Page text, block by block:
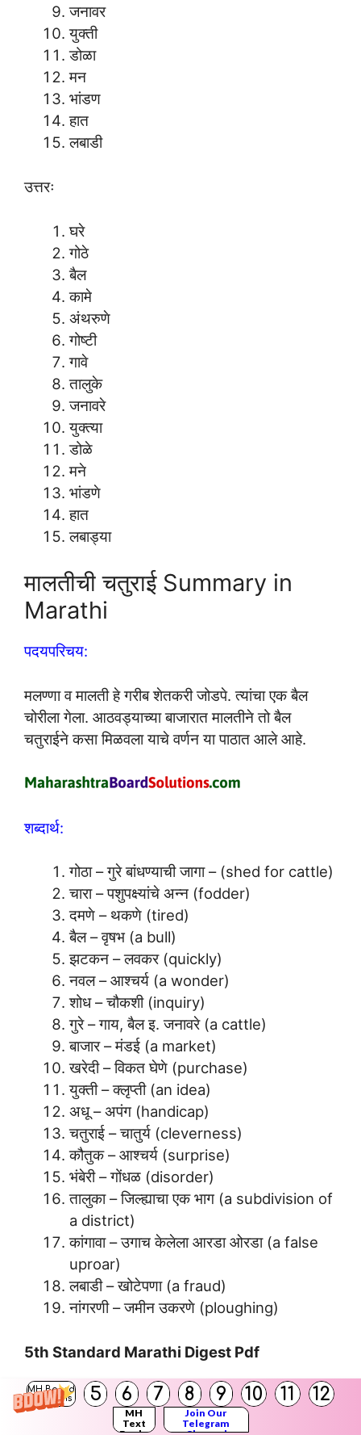
MH Board
Solutions
5 6 7 8 9 10 11 12
MH
Text
Join Our
Telegram
जनावर
युक्ती
डोळा
मन
भांडण
हात
लबाडी
उत्तरः
घरे
गोठे
बैल
कामे
अंथरुणे
गोष्टी
गावे
तालुके
जनावरे
युक्त्या
डोळे
मने
भांडणे
हात
लबाड्या
मालतीची चतुराई Summary in
Marathi
पदयपरिचय:
मलण्णा व मालती हे गरीब शेतकरी जोडपे. त्यांचा एक बैल
चोरीला गेला. आठवड्याच्या बाजारात मालतीने तो बैल
चतुराईने कसा मिळवला याचे वर्णन या पाठात आले आहे.
शब्दार्थ:
गोठा – गुरे बांधण्याची जागा – (shed for cattle)
चारा – पशुपक्ष्यांचे अन्न (fodder)
दमणे – थकणे (tired)
बैल – वृषभ (a bull)
झटकन – लवकर (quickly)
नवल – आश्चर्य (a wonder)
शोध – चौकशी (inquiry)
गुरे – गाय, बैल इ. जनावरे (a cattle)
बाजार – मंडई (a market)
खरेदी – विकत घेणे (purchase)
युक्ती – क्लृप्ती (an idea)
अधू – अपंग (handicap)
चतुराई – चातुर्य (cleverness)
कौतुक – आश्चर्य (surprise)
भंबेरी – गोंधळ (disorder)
तालुका – जिल्ह्याचा एक भाग (a subdivision of
a district)
कांगावा – उगाच केलेला आरडा ओरडा (a false
uproar)
लबाडी – खोटेपणा (a fraud)
नांगरणी – जमीन उकरणे (ploughing)
5th Standard Marathi Digest Pdf
नदीचे गाणेClass 5 Marathi Questions
and Answers